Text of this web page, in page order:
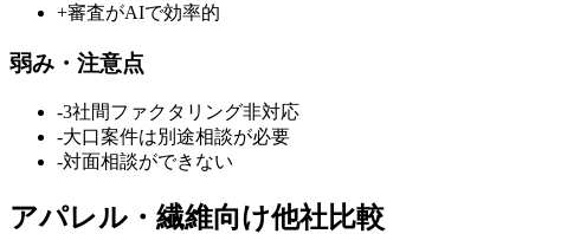
+審査がAIで効率的
弱み・注意点
-3社間ファクタリング非対応
-大口案件は別途相談が必要
-対面相談ができない
アパレル・繊維向け他社比較